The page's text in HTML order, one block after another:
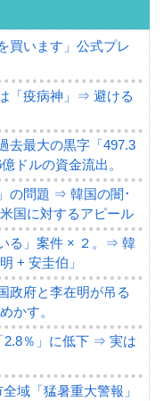
買います」公式プレ
「疫病神」⇒ 避ける
去最大の黒字「497.3
ドルの資金流出。
の問題 ⇒ 韓国の闇･
国に対するアピール
る」案件 × ２。⇒ 韓
+ 安圭伯」
政府と李在明が吊る
かす。
2.8％」に低下 ⇒ 実は
域「猛暑重大警報」